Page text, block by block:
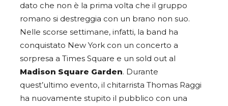
dato che non è la prima volta che il gruppo
romano si destreggia con un brano non suo.
Nelle scorse settimane, infatti, la band ha
conquistato New York con un concerto a
sorpresa a Times Square e un sold out al
Madison Square Garden. Durante
quest’ultimo evento, il chitarrista Thomas Raggi
ha nuovamente stupito il pubblico con una